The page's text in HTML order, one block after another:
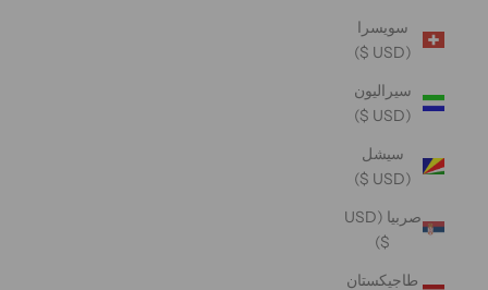
سويسرا
(USD $)
سيراليون
(USD $)
سيشل
(USD $)
صربيا (USD
$)
طاجيكستان